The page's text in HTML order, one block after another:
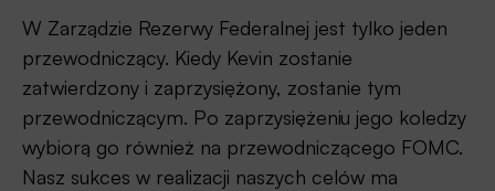
W Zarządzie Rezerwy Federalnej jest tylko jeden
przewodniczący. Kiedy Kevin zostanie
zatwierdzony i zaprzysiężony, zostanie tym
przewodniczącym. Po zaprzysiężeniu jego koledzy
wybiorą go również na przewodniczącego FOMC.
Nasz sukces w realizacji naszych celów ma